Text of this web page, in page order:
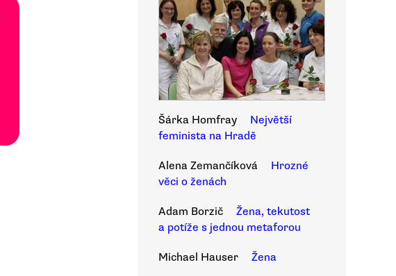
Šárka Homfray
Největší
feminista na Hradě
Alena Zemančíková
Hrozné
věci o ženách
Adam Borzič
Žena, tekutost
a potíže s jednou metaforou
Michael Hauser Žena